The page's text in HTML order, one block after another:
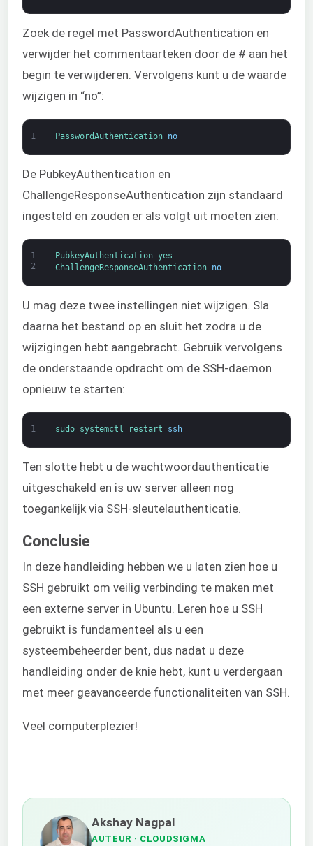
Zoek de regel met PasswordAuthentication en
verwijder het commentaarteken door de # aan het
begin te verwijderen. Vervolgens kunt u de waarde
wijzigen in “no”:
1 PasswordAuthentication no
De PubkeyAuthentication en
ChallengeResponseAuthentication zijn standaard
ingesteld en zouden er als volgt uit moeten zien:
1
2
PubkeyAuthentication yes
ChallengeResponseAuthentication no
U mag deze twee instellingen niet wijzigen. Sla
daarna het bestand op en sluit het zodra u de
wijzigingen hebt aangebracht. Gebruik vervolgens
de onderstaande opdracht om de SSH-daemon
opnieuw te starten:
1 sudo systemctl restart ssh
Ten slotte hebt u de wachtwoordauthenticatie
uitgeschakeld en is uw server alleen nog
toegankelijk via SSH-sleutelauthenticatie.
Conclusie
In deze handleiding hebben we u laten zien hoe u
SSH gebruikt om veilig verbinding te maken met
een externe server in Ubuntu. Leren hoe u SSH
gebruikt is fundamenteel als u een
systeembeheerder bent, dus nadat u deze
handleiding onder de knie hebt, kunt u verdergaan
met meer geavanceerde functionaliteiten van SSH.
Veel computerplezier!
Akshay Nagpal
AUTEUR · CLOUDSIGMA